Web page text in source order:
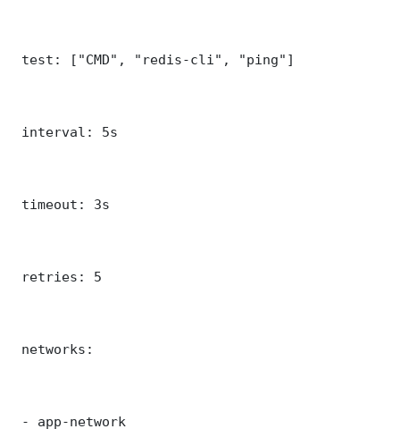
test: ["CMD", "redis-cli", "ping"]
interval: 5s
timeout: 3s
retries: 5
networks:
- app-network